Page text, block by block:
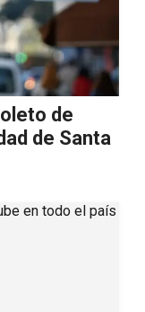
de
de Santa